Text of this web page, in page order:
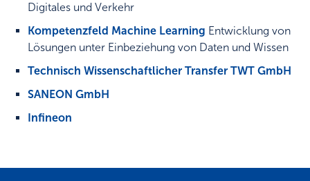
Digitales und Verkehr
Kompetenzfeld Machine Learning Entwicklung von
Lösungen unter Einbeziehung von Daten und Wissen
Technisch Wissenschaftlicher Transfer TWT GmbH
SANEON GmbH
Infineon